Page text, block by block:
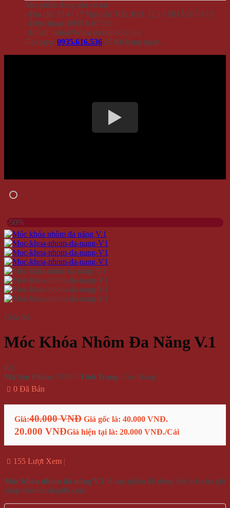
Sản phẩm đang sẵn có tại
- Địa chỉ: 714 / 17 Nguyễn Trãi, P.11, Q.5 ( NHÀ SỐ 17 )
- Điện thoại: 0935 616 536
- Email: Info@Winwinshop88.Com
Gọi ngay 0935.616.536 để đặt hàng ngay.
-50%
Chia Sẻ:
Móc Khóa Nhôm Đa Năng V.1
(0)
Mã Sản Phẩm: 33097 |Tình Trạng: Còn Hàng
0 Đã Bán
Giá:40.000 VNĐ Giá gốc là: 40.000 VNĐ.
20.000 VNĐGiá hiện tại là: 20.000 VNĐ./Cái
155 Lượt Xem
Móc khóa nhôm đa năng V.1 là sản phẩm đồ dùng tiện ích của gift
shop winwinshop88.com